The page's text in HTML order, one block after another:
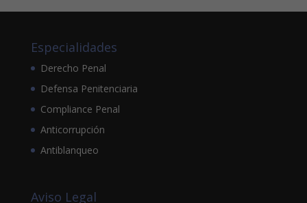
Especialidades
Derecho Penal
Defensa Penitenciaria
Compliance Penal
Anticorrupción
Antiblanqueo
Aviso Legal